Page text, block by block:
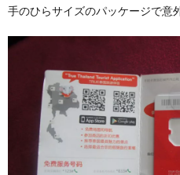
手のひらサイズのパッケージで意